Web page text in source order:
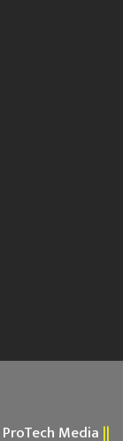
ProTech Media ||